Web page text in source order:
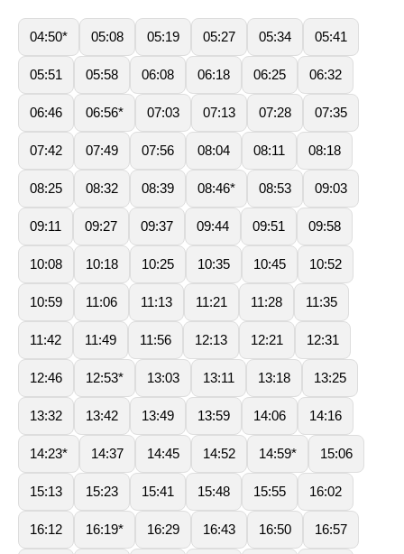
04:50* 05:08 05:19 05:27 05:34 05:41
05:51 05:58 06:08 06:18 06:25 06:32
06:46 06:56* 07:03 07:13 07:28 07:35
07:42 07:49 07:56 08:04 08:11 08:18
08:25 08:32 08:39 08:46* 08:53 09:03
09:11 09:27 09:37 09:44 09:51 09:58
10:08 10:18 10:25 10:35 10:45 10:52
10:59 11:06 11:13 11:21 11:28 11:35
11:42 11:49 11:56 12:13 12:21 12:31
12:46 12:53* 13:03 13:11 13:18 13:25
13:32 13:42 13:49 13:59 14:06 14:16
14:23* 14:37 14:45 14:52 14:59* 15:06
15:13 15:23 15:41 15:48 15:55 16:02
16:12 16:19* 16:29 16:43 16:50 16:57